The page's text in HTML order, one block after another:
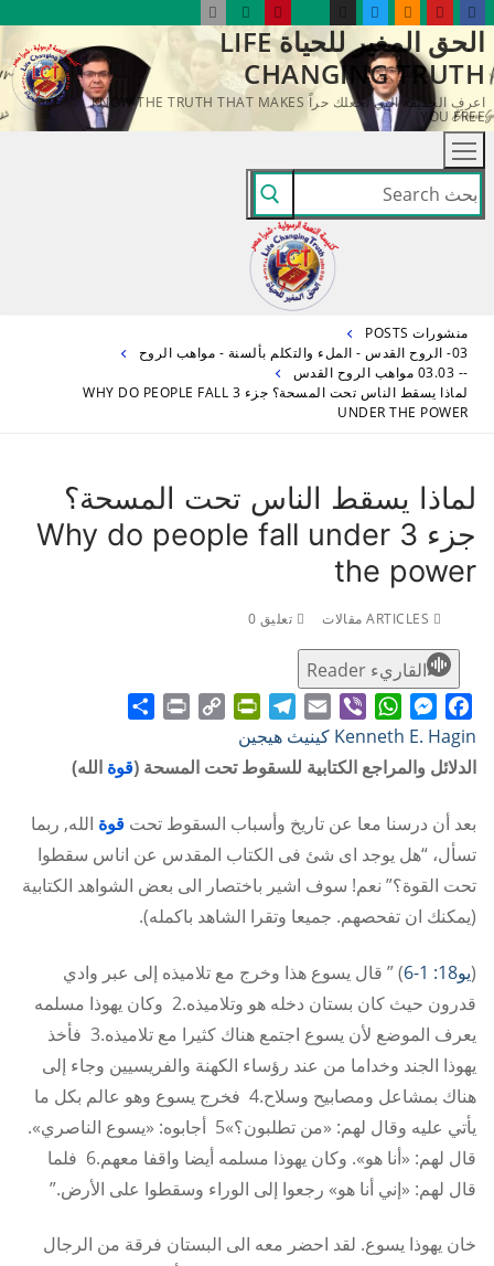
التجاوز
إلى
المحتوى
الحق المغير للحياة LIFE
CHANGING TRUTH
اعرف الحقيقة التي تجعلك حراً KNOW THE TRUTH THAT MAKES
YOU FREE
البحث
عن:
منشورات POSTS
03- الروح القدس - الملء والتكلم بألسنة - مواهب الروح
-- 03.03 مواهب الروح القدس
لماذا يسقط الناس تحت المسحة؟ جزء 3 WHY DO PEOPLE FALL
UNDER THE POWER
لماذا يسقط الناس تحت المسحة؟
جزء 3 Why do people fall under
the power
تعليق 0
القاريء Reader
Facebook
Messenger
WhatsApp
Viber
Email
Telegram
PrintFriendly
Link
Kenneth E. Hagin كينيث هيجين
الدلائل والمراجع الكتابية للسقوط تحت المسحة (قوة الله)
بعد أن درسنا معا عن تاريخ وأسباب السقوط تحت قوة الله, ربما
تسأل، “هل يوجد اى شئ فى الكتاب المقدس عن اناس سقطوا
تحت القوة؟” نعم! سوف اشير باختصار الى بعض الشواهد الكتابية
(يمكنك ان تفحصهم. جميعا وتقرا الشاهد باكمله).
(يو18: 1-6
) ” قال يسوع هذا وخرج مع تلاميذه إلى عبر وادي
قدرون حيث كان بستان دخله هو وتلاميذه.2 وكان يهوذا مسلمه
يعرف الموضع لأن يسوع اجتمع هناك كثيرا مع تلاميذه.3 فأخذ
يهوذا الجند وخداما من عند رؤساء الكهنة والفريسيين وجاء إلى
هناك بمشاعل ومصابيح وسلاح.4 فخرج يسوع وهو عالم بكل ما
يأتي عليه وقال لهم: «من تطلبون؟»5 أجابوه: «يسوع الناصري».
قال لهم: «أنا هو». وكان يهوذا مسلمه أيضا واقفا معهم.6 فلما
قال لهم: «إني أنا هو» رجعوا إلى الوراء وسقطوا على الأرض.”
خان يهوذا يسوع. لقد احضر معه الى البستان فرقة من الرجال